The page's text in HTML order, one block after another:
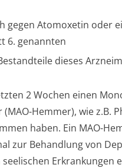
gegen Atomoxetin oder
6. genannten
dieses
2 Wochen einen
(MAO-Hemmer), wie z.B.
haben. Ein MAO-
zur Behandlung von
Erkrankungen